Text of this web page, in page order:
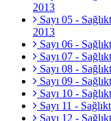
2013
Sayı 05 -
2013
Sayı 06 -
Sayı 07 -
Sayı 08 -
Sayı 09 -
Sayı 10 -
Sayı 11 -
Sayı 12 -